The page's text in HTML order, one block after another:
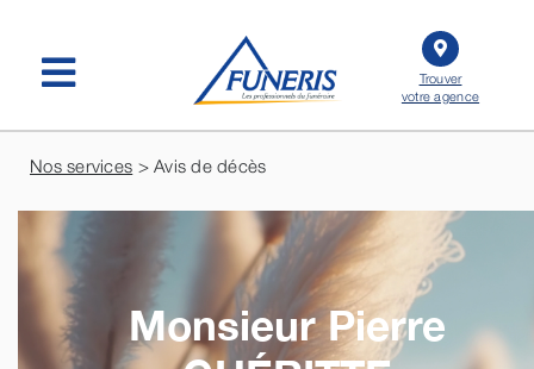
contenu
Trouver
votre agence
Nos services > Avis de décès
Monsieur Pierre